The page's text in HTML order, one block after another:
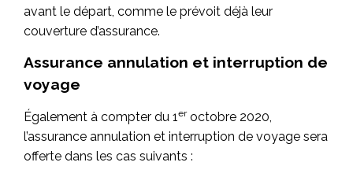
avant le départ, comme le prévoit déjà leur
couverture d’assurance.
Assurance annulation et interruption de
voyage
Également à compter du 1eroctobre 2020,
l’assurance annulation et interruption de voyage sera
offerte dans les cas suivants :